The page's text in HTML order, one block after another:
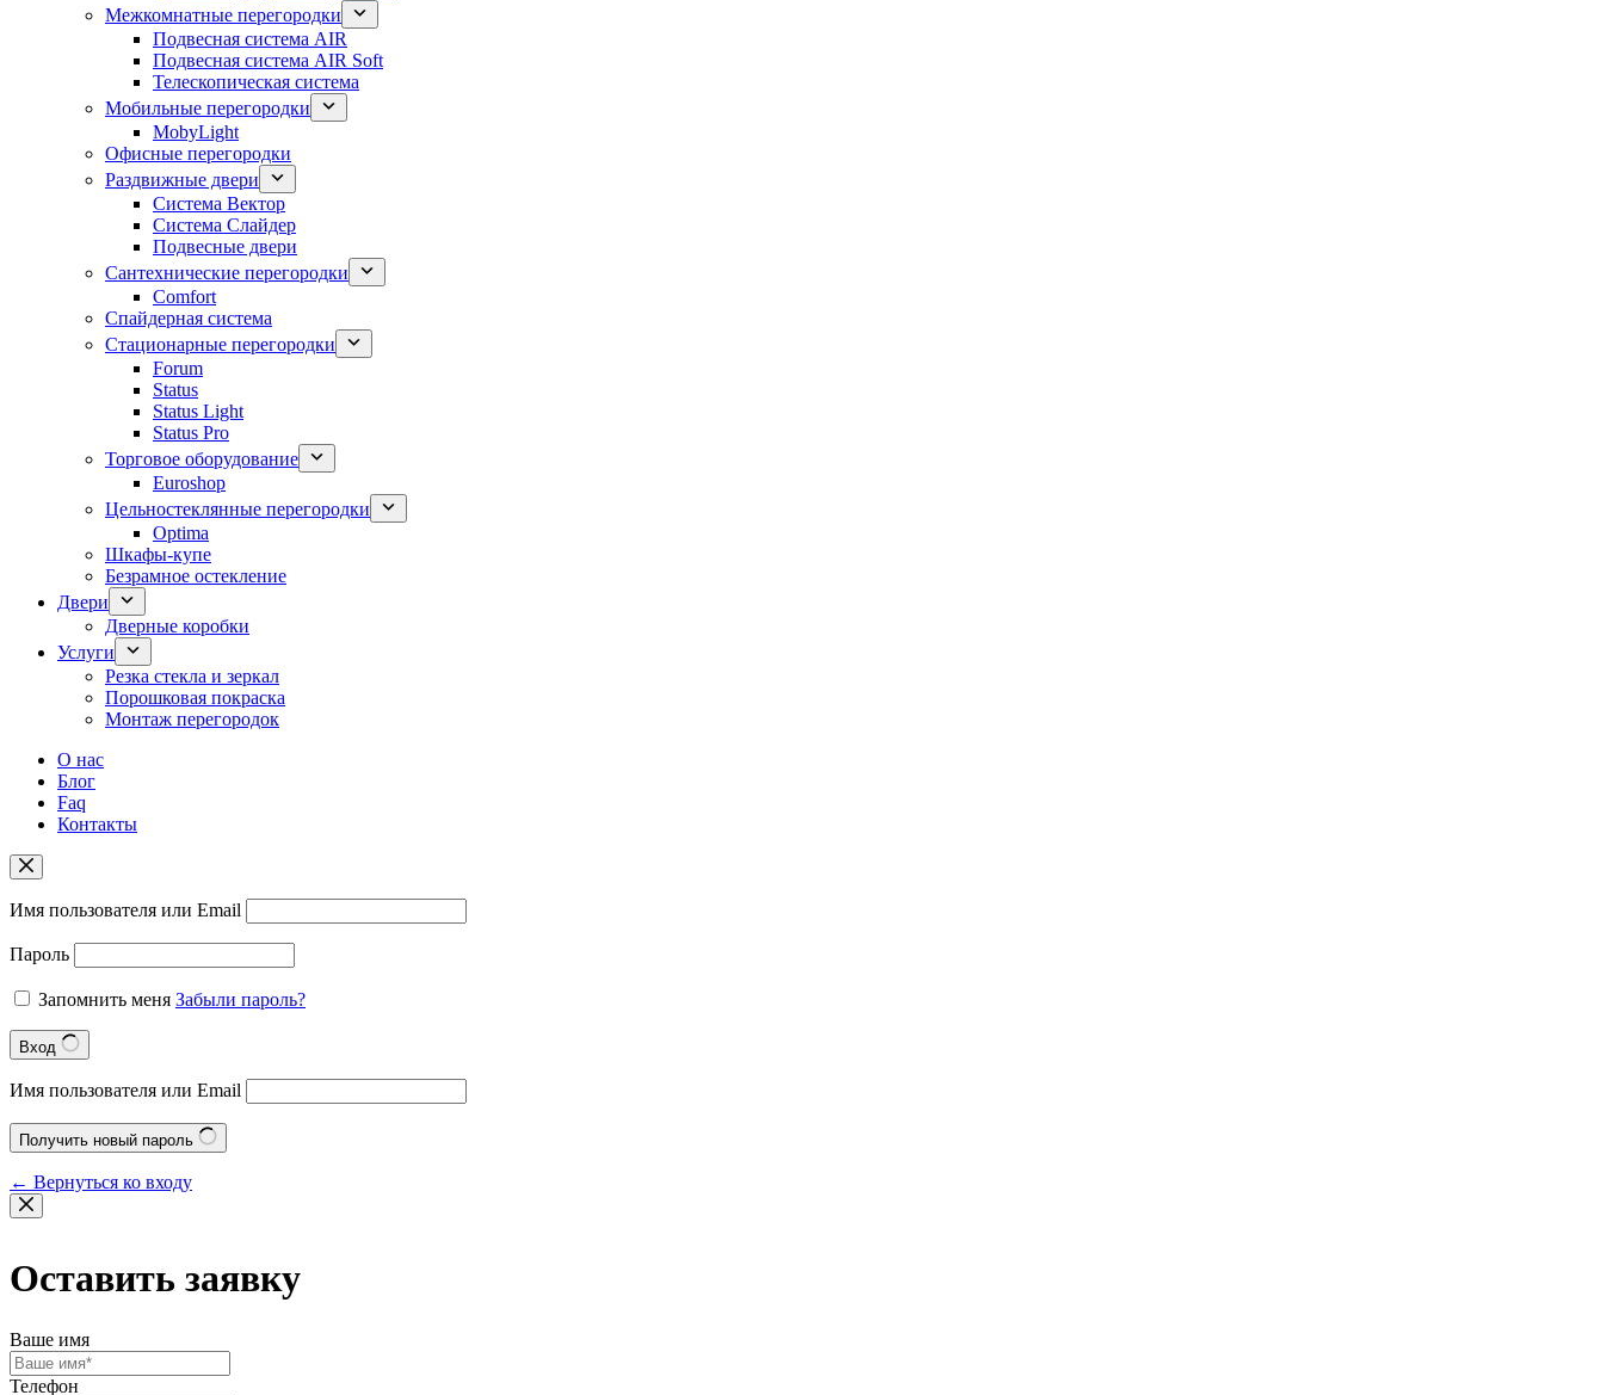
Межкомнатные перегородки
Подвесная система AIR
Подвесная система AIR Soft
Телескопическая система
Мобильные перегородки
MobyLight
Офисные перегородки
Раздвижные двери
Система Вектор
Система Слайдер
Подвесные двери
Сантехнические перегородки
Comfort
Спайдерная система
Стационарные перегородки
Forum
Status
Status Light
Status Pro
Торговое оборудование
Euroshop
Цельностеклянные перегородки
Optima
Шкафы-купе
Безрамное остекление
Двери
Дверные коробки
Услуги
Резка стекла и зеркал
Порошковая покраска
Монтаж перегородок
О нас
Блог
Faq
Контакты
Имя пользователя или Email
Пароль
Запомнить меня Забыли пароль?
Вход
Имя пользователя или Email
Получить новый пароль
← Вернуться ко входу
Оставить заявку
Ваше имя
Телефон